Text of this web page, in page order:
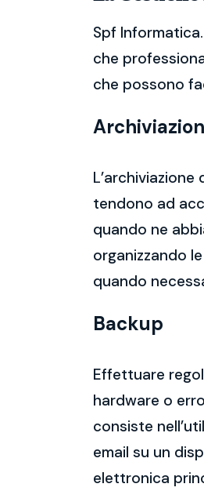
Spf
che
che possono
tendono ad
quando ne
organizzando
quando
Backup
Effettuare
hardware o
consiste
email su un
elettronica